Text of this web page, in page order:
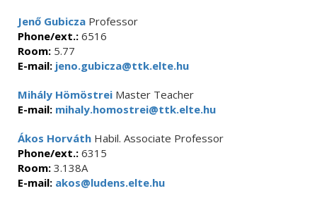
Jenő Gubicza Professor
Phone/ext.: 6516
Room: 5.77
E-mail: jeno.gubicza@ttk.elte.hu
Mihály Hömöstrei Master Teacher
E-mail: mihaly.homostrei@ttk.elte.hu
Ákos Horváth Habil. Associate Professor
Phone/ext.: 6315
Room: 3.138A
E-mail: akos@ludens.elte.hu